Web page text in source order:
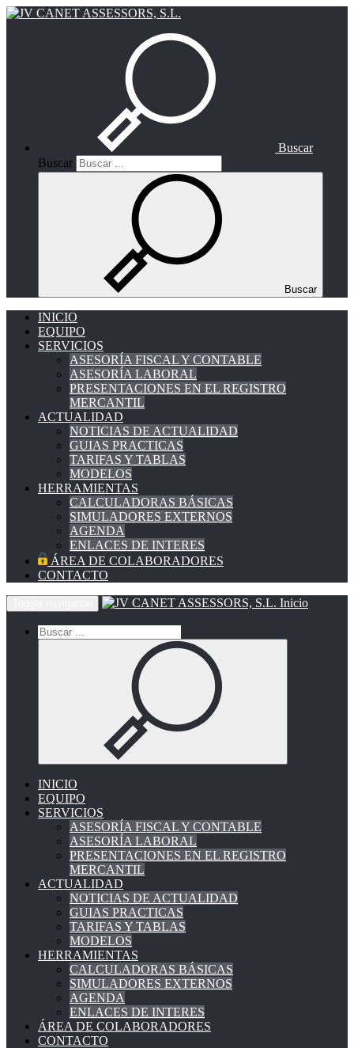
Buscar
Buscar
Buscar
INICIO
EQUIPO
SERVICIOS
ASESORÍA FISCAL Y CONTABLE
ASESORÍA LABORAL
PRESENTACIONES EN EL REGISTRO
MERCANTIL
ACTUALIDAD
NOTICIAS DE ACTUALIDAD
GUIAS PRACTICAS
TARIFAS Y TABLAS
MODELOS
HERRAMIENTAS
CALCULADORAS BÁSICAS
SIMULADORES EXTERNOS
AGENDA
ENLACES DE INTERES
ÁREA DE COLABORADORES
CONTACTO
Inicio
INICIO
EQUIPO
SERVICIOS
ASESORÍA FISCAL Y CONTABLE
ASESORÍA LABORAL
PRESENTACIONES EN EL REGISTRO
MERCANTIL
ACTUALIDAD
NOTICIAS DE ACTUALIDAD
GUIAS PRACTICAS
TARIFAS Y TABLAS
MODELOS
HERRAMIENTAS
CALCULADORAS BÁSICAS
SIMULADORES EXTERNOS
AGENDA
ENLACES DE INTERES
ÁREA DE COLABORADORES
CONTACTO